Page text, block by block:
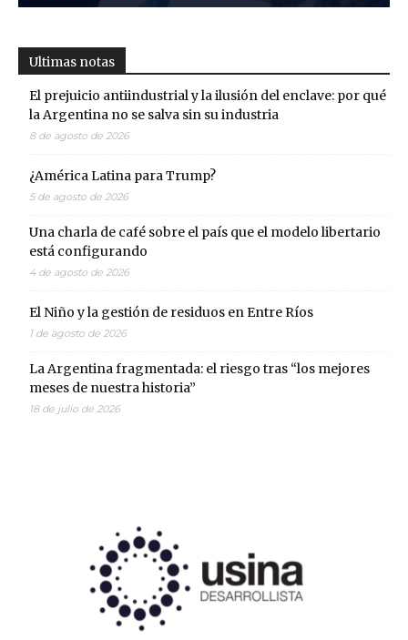
Ultimas notas
El prejuicio antiindustrial y la ilusión del enclave: por qué
la Argentina no se salva sin su industria
8 de agosto de 2026
¿América Latina para Trump?
5 de agosto de 2026
Una charla de café sobre el país que el modelo libertario
está configurando
4 de agosto de 2026
El Niño y la gestión de residuos en Entre Ríos
1 de agosto de 2026
La Argentina fragmentada: el riesgo tras “los mejores
meses de nuestra historia”
18 de julio de 2026